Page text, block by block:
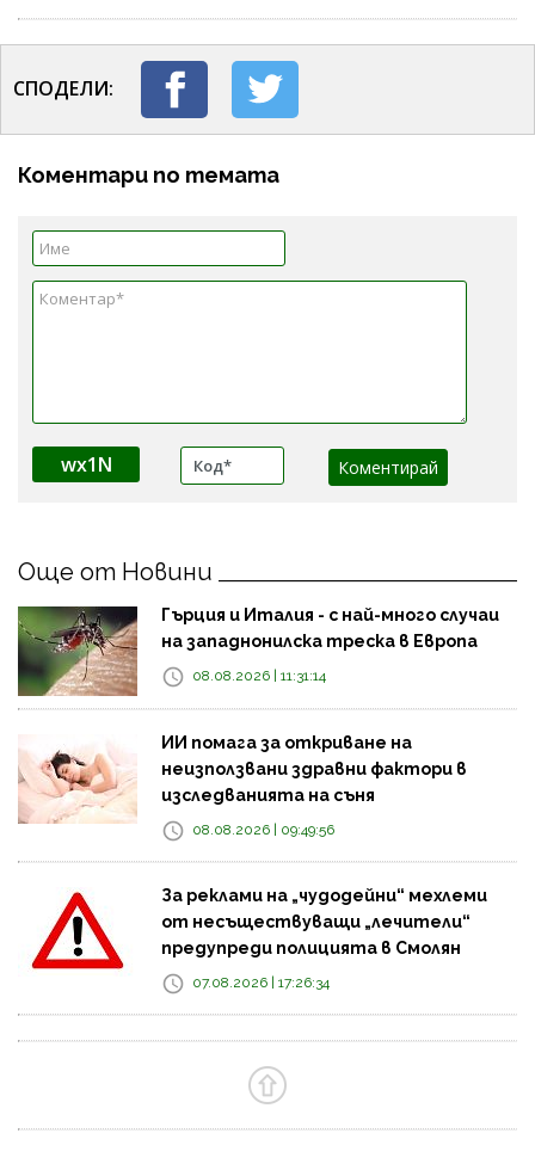
СПОДЕЛИ:
Коментари по темата
wx1N
Още от Новини
Гърция и Италия - с най-много случаи
на западнонилска треска в Европа
08.08.2026 | 11:31:14
ИИ помага за откриване на
неизползвани здравни фактори в
изследванията на съня
08.08.2026 | 09:49:56
За реклами на „чудодейни“ мехлеми
от несъществуващи „лечители“
предупреди полицията в Смолян
07.08.2026 | 17:26:34